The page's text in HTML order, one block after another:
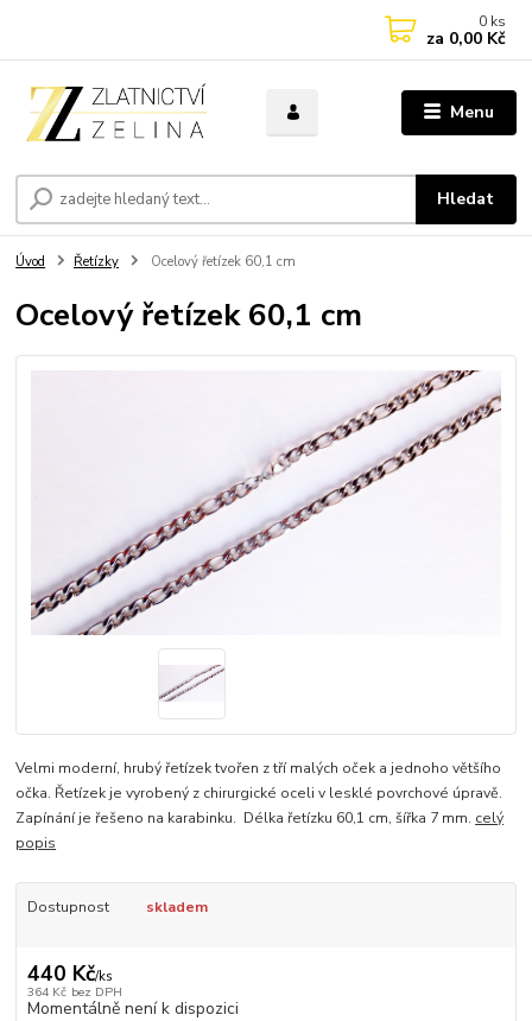
Menu
Hledat
0 ks
za 0,00 Kč
Úvod Řetízky Ocelový řetízek 60,1 cm
Ocelový řetízek 60,1 cm
Velmi moderní, hrubý řetízek tvořen z tří malých oček a jednoho většího
očka. Řetízek je vyrobený z chirurgické oceli v lesklé povrchové úpravě.
Zapínání je řešeno na karabinku. Délka řetízku 60,1 cm, šířka 7 mm. celý
popis
Dostupnost skladem
440 Kč/ks
364 Kč bez DPH
Momentálně není k dispozici